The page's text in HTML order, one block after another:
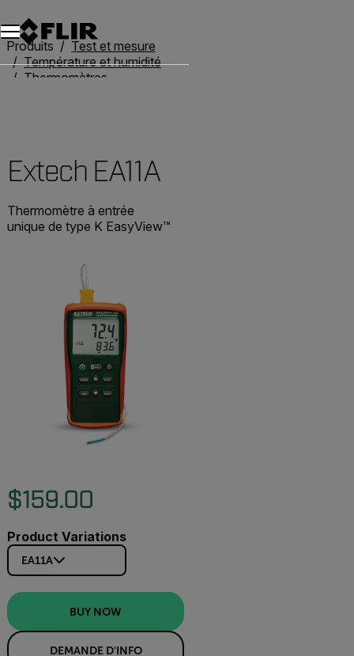
Unread messages
Modèle
Supprimer
articles
article
Ajouter au panier
Ajouté au panier
Produits
Test et mesure
Température et humidité
Thermomètres
Extech EA11A
Thermomètre à entrée
unique de type K EasyView™
$159.00
Product Variations
EA11A
BUY NOW
DEMANDE D'INFO